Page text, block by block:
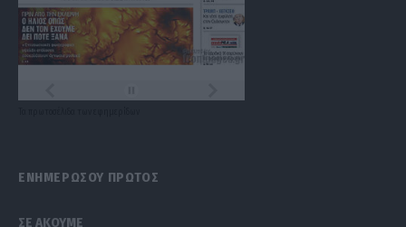
ΕΝΗΜΕΡΩΣΟΥ ΠΡΩΤΟΣ
ΣΕ ΑΚΟΥΜΕ